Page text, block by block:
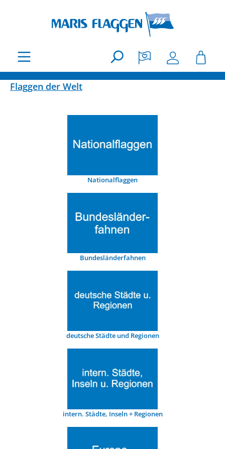
Flaggen der Welt
Nationalflaggen
Bundesländerfahnen
deutsche Städte und Regionen
intern. Städte, Inseln + Regionen